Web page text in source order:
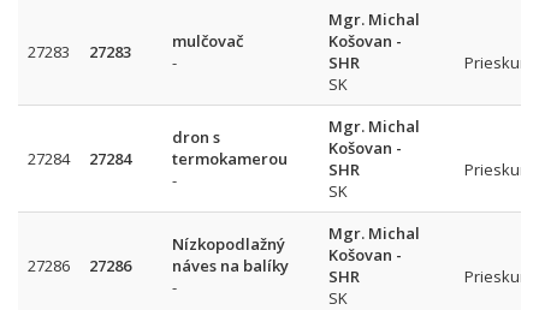
27283 27283
mulčovač
-
Mgr. Michal
Košovan -
SHR
SK
Prieskum
27284 27284
dron s
termokamerou
-
Mgr. Michal
Košovan -
SHR
SK
Prieskum
27286 27286
Nízkopodlažný
náves na balíky
-
Mgr. Michal
Košovan -
SHR
SK
Prieskum